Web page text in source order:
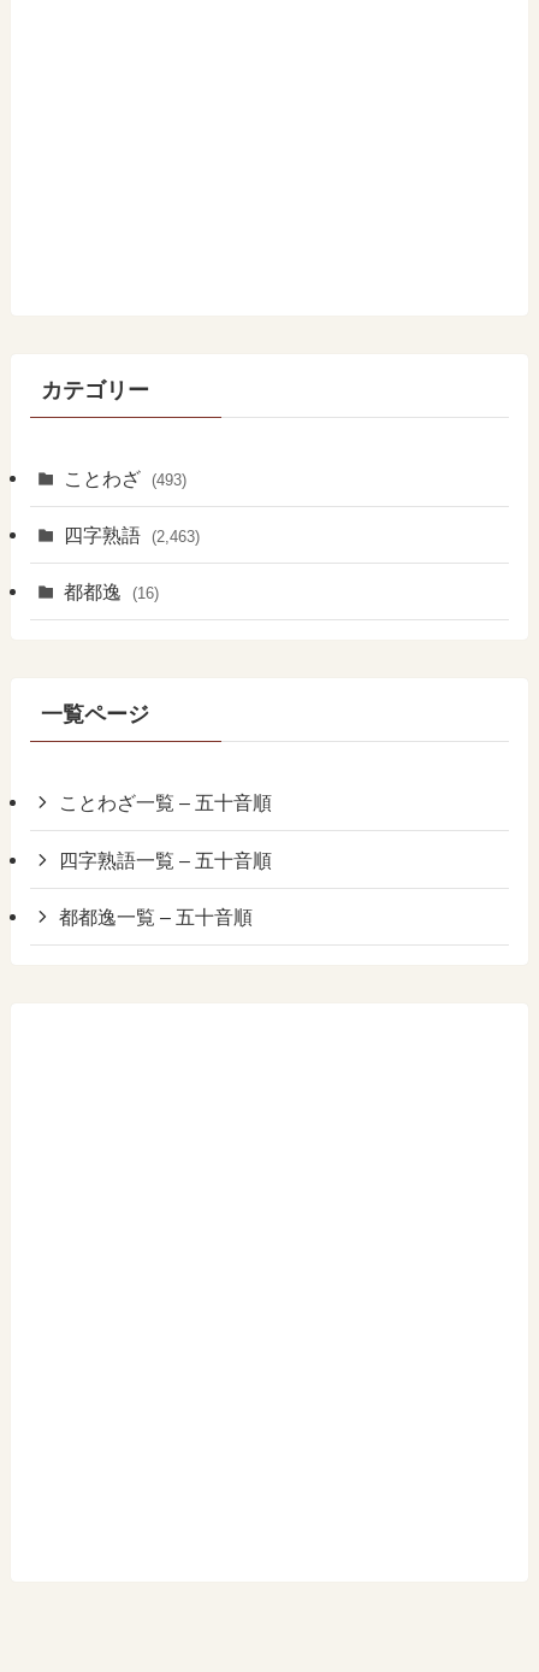
カテゴリー
ことわざ (493)
四字熟語 (2,463)
都都逸 (16)
一覧ページ
ことわざ一覧 – 五十音順
四字熟語一覧 – 五十音順
都都逸一覧 – 五十音順